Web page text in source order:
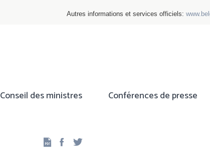
Autres informations et services officiels:
Conseil des ministres Conférences de presse
Facebook